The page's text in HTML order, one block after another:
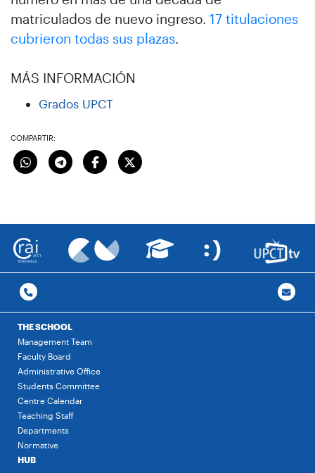
matriculados de nuevo ingreso. 17 titulaciones
cubrieron todas sus plazas.
MÁS INFORMACIÓN
Grados UPCT
COMPARTIR:
THE SCHOOL
Management Team
Faculty Board
Administrative Office
Students Committee
Centre Calendar
Teaching Staff
Departments
Normative
HUB